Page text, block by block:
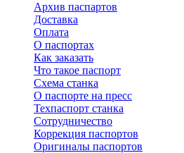
Архив паспартов
Доставка
Оплата
О паспортах
Как заказать
Что такое паспорт
Схема станка
О паспорте на пресс
Техпаспорт станка
Сотрудничество
Коррекция паспортов
Оригиналы паспортов